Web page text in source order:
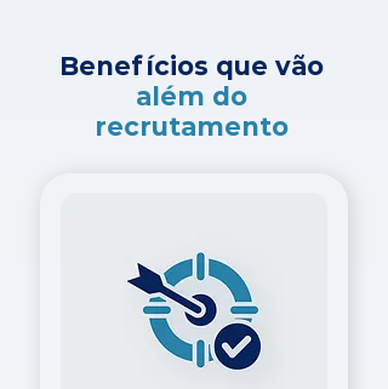
Benefícios que vão
além do
recrutamento